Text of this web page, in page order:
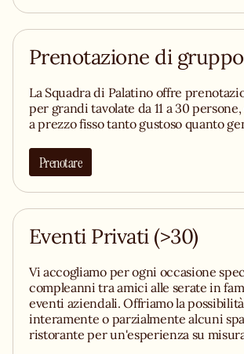
Prenotazione di gruppo
La Squadra di Palatino offre
per grandi tavolate da 11 a 30
a prezzo fisso tanto gustoso quanto
Prenotare
Eventi Privati (>30)
Vi accogliamo per ogni occasione
compleanni tra amici alle serate in
eventi aziendali. Offriamo la
interamente o parzialmente alcuni
ristorante per un'esperienza su